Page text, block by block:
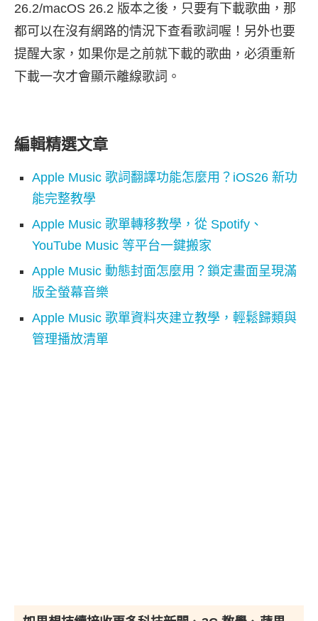
26.2/macOS 26.2 版本之後，只要有下載歌曲，那
都可以在沒有網路的情況下查看歌詞喔！另外也要
提醒大家，如果你是之前就下載的歌曲，必須重新
下載一次才會顯示離線歌詞。
編輯精選文章
Apple Music 歌詞翻譯功能怎麼用？iOS26 新功
能完整教學
Apple Music 歌單轉移教學，從 Spotify、
YouTube Music 等平台一鍵搬家
Apple Music 動態封面怎麼用？鎖定畫面呈現滿
版全螢幕音樂
Apple Music 歌單資料夾建立教學，輕鬆歸類與
管理播放清單